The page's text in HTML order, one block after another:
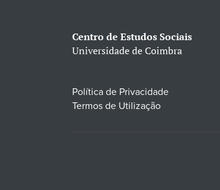
Centro de Estudos Sociais
Universidade de Coimbra
Política de Privacidade
Termos de Utilização